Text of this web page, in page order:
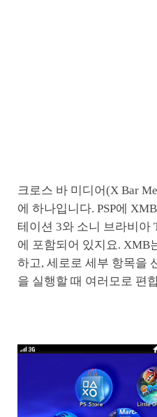
크로스 바 미디어(X Bar
에 하나입니다. PSP에
테이션 3와 소니 브라비아
에 포함되어 있지요. XMB
하고, 세로로 세부 항목을
을 실행할 때 여러모로 편